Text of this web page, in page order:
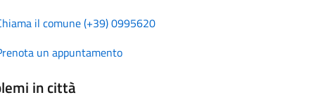
il comune (+39) 0995620
un appuntamento
in città